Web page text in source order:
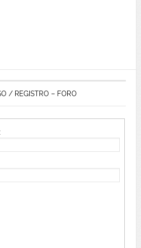
/ REGISTRO – FORO